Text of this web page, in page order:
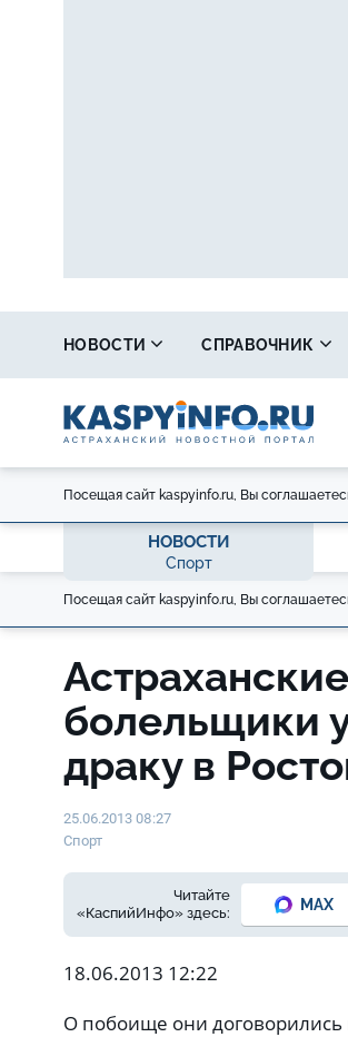
НОВОСТИ СПРАВОЧНИК
Посещая сайт kaspyinfo.ru, Вы
НОВОСТИ
Спорт
Посещая сайт kaspyinfo.ru, Вы
болельщики
драку в
25.06.2013 08:27
Спорт
Читайте
«КаспийИнфо» здесь:
MAX
18.06.2013 12:22
О побоище они договорились